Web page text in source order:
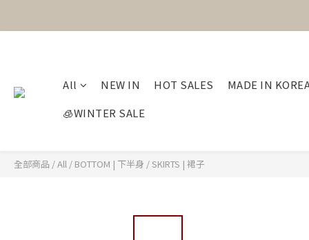
All NEW IN HOT SALES
MADE IN
🧊WINTER SALE
全部商品 /All / BOTTOM | 下半身 /SKIRTS | 裙子